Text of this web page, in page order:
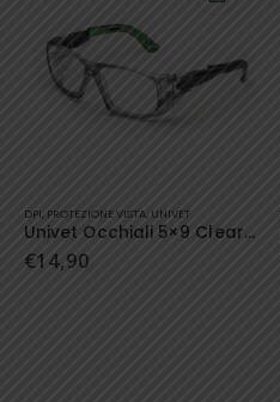
DPI PROTEZIONE VISTA UNIVET
Univet Occhiali 5×9 Clear 2
€14,90